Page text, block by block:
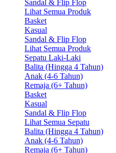
Sandal & Flip Flop
Lihat Semua Produk
Basket
Kasual
Sandal & Flip Flop
Lihat Semua Produk
Sepatu Laki-Laki
Balita (Hingga 4 Tahun)
Anak (4-6 Tahun)
Remaja (6+ Tahun)
Basket
Kasual
Sandal & Flip Flop
Lihat Semua Sepatu
Balita (Hingga 4 Tahun)
Anak (4-6 Tahun)
Remaja (6+ Tahun)